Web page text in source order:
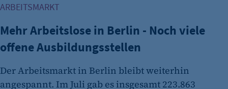
Cookie Laufzeit:
et_allow_cookies
ARBEITSMARKT
Mehr Arbeitslose in Berlin - Noch viele
offene Ausbildungsstellen
Der Arbeitsmarkt in Berlin bleibt weiterhin
angespannt. Im Juli gab es insgesamt 223.863